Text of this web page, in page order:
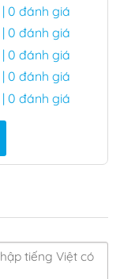
| 0 đánh giá
| 0 đánh giá
| 0 đánh giá
| 0 đánh giá
| 0 đánh giá